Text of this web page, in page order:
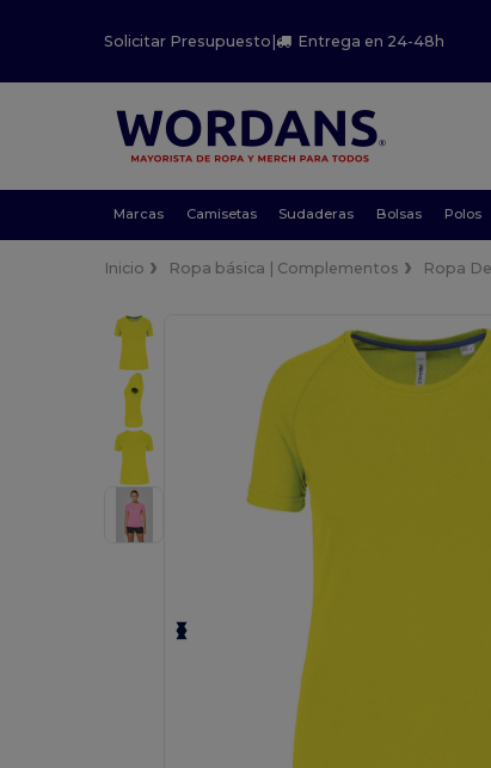
Solicitar Presupuesto | Entrega en 24-48h
Marcas Camisetas Sudaderas Bolsas Polos
Inicio Ropa básica | Complementos Ropa